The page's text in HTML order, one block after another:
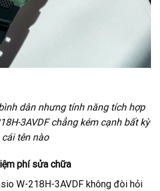
dân nhưng tính năng tích hợp
3AVDF chẳng kém cạnh bất kỳ
cái tên nào
phí sửa chữa
W-218H-3AVDF không đòi hỏi